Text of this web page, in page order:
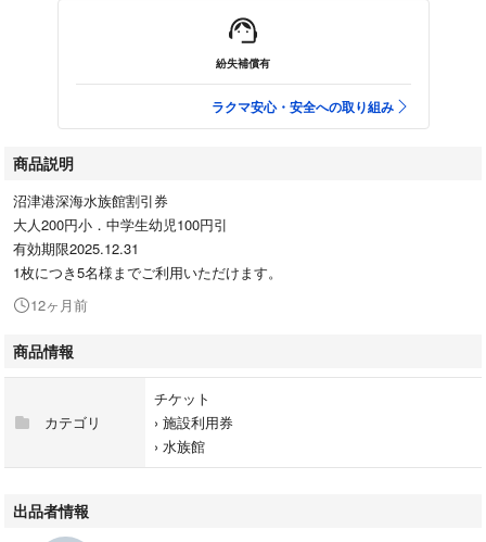
紛失補償有
ラクマ安心・安全への取り組み
商品説明
沼津港深海水族館割引券
大人200円小．中学生幼児100円引
有効期限2025.12.31
1枚につき5名様までご利用いただけます。
12ヶ月前
商品情報
カテゴリ
チケット
› 施設利用券
› 水族館
出品者情報